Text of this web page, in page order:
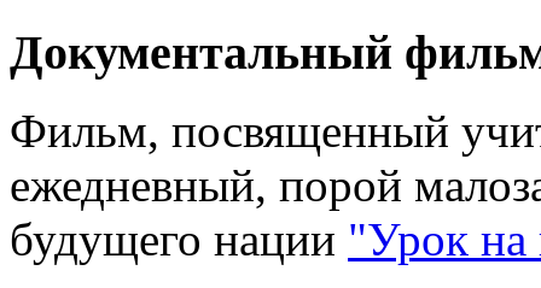
Документальный
Фильм, посвященный
ежедневный, порой
будущего нации "Урок